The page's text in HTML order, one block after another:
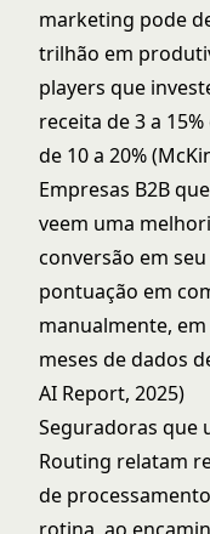
marketing pode
trilhão em
players que
receita de 3 a
de 10 a 20%
Empresas B2B
veem uma
conversão em
pontuação em
manualmente,
meses de dados
AI Report, 2025)
Seguradoras que
Routing relatam
de